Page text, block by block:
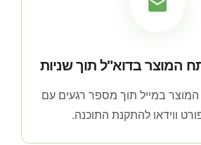
המוצר בדוא"ל תוך שניות
במייל תוך מספר רגעים עם
ווידאו להתקנת התוכנה.